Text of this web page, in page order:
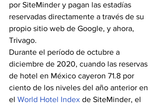
por SiteMinder y pagan las estadías
reservadas directamente a través de su
propio sitio web de Google, y ahora,
Trivago.
Durante el período de octubre a
diciembre de 2020, cuando las reservas
de hotel en México cayeron 71.8 por
ciento de los niveles del año anterior en
el World Hotel Index de SiteMinder, el